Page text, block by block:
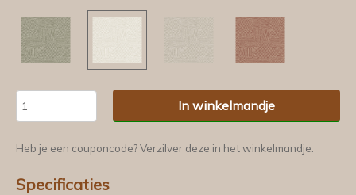
In winkelmandje
Heb je een couponcode? Verzilver deze in het winkelmandje.
Specificaties